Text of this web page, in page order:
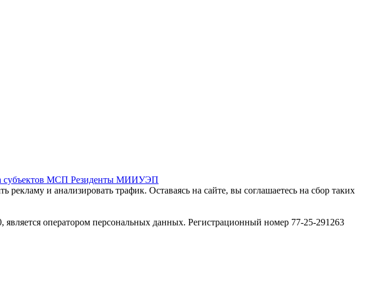
субъектов МСП Резиденты МИИУЭП
и анализировать трафик. Оставаясь на сайте, вы соглашаетесь на сбор таких
оператором персональных данных. Регистрационный номер 77-25-291263